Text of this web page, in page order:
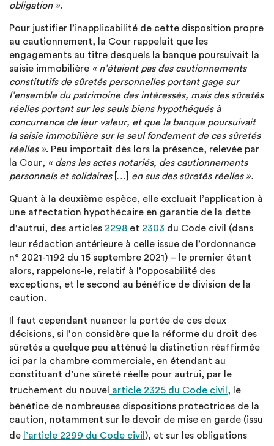
obligation ».
Pour justifier l’inapplicabilité de cette disposition propre
au cautionnement, la Cour rappelait que les
engagements au titre desquels la banque poursuivait la
saisie immobilière « n’étaient pas des cautionnements
constitutifs de sûretés personnelles portant gage sur
l’ensemble du patrimoine des intéressés, mais des sûretés
réelles portant sur les seuls biens hypothéqués à
concurrence de leur valeur, et que la banque poursuivait
la saisie immobilière sur le seul fondement de ces sûretés
réelles ». Peu importait dès lors la présence, relevée par
la Cour, « dans les actes notariés, des cautionnements
personnels et solidaires[…] en sus des sûretés réelles ».
Quant à la deuxième espèce, elle excluait l’application à
une affectation hypothécaire en garantie de la dette
d’autrui, des articles 2298 et 2303 du Code civil (dans
leur rédaction antérieure à celle issue de l’ordonnance
n° 2021-1192 du 15 septembre 2021) – le premier étant
alors, rappelons-le, relatif à l’opposabilité des
exceptions, et le second au bénéfice de division de la
caution.
Il faut cependant nuancer la portée de ces deux
décisions, si l’on considère que la réforme du droit des
sûretés a quelque peu atténué la distinction réaffirmée
ici par la chambre commerciale, en étendant au
constituant d’une sûreté réelle pour autrui, par le
truchement du nouvel article 2325 du Code civil , le
bénéfice de nombreuses dispositions protectrices de la
caution, notamment sur le devoir de mise en garde (issu
de l’article 2299 du Code civil ), et sur les obligations